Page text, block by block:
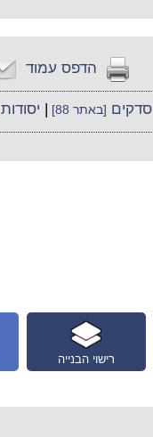
הדפס עמוד
|סדקים [באתר 88] יסודות
רישוי הבנייה